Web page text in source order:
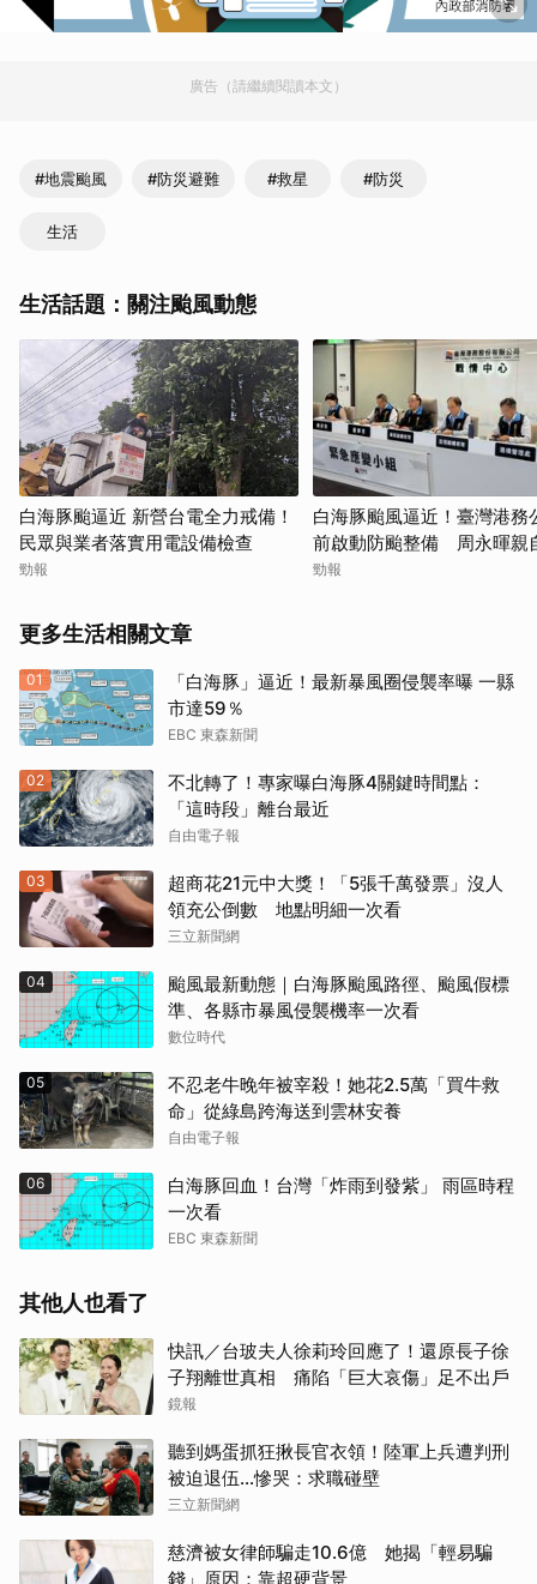
廣告（請繼續閱讀本文）
#地震颱風 #防災避難 #救星 #防災
生活
生活話題：關注颱風動態
白海豚颱逼近 新營台電全力戒備！
民眾與業者落實用電設備檢查
勁報
白海豚颱風逼近！臺灣港務
前啟動防颱整備 周永暉親
應變會議
勁報
更多生活相關文章
01
「白海豚」逼近！最新暴風圈侵襲率曝 一縣
市達59％
EBC 東森新聞
02
不北轉了！專家曝白海豚4關鍵時間點：
「這時段」離台最近
自由電子報
03
超商花21元中大獎！「5張千萬發票」沒人
領充公倒數 地點明細一次看
三立新聞網
04
颱風最新動態｜白海豚颱風路徑、颱風假標
準、各縣市暴風侵襲機率一次看
數位時代
05
不忍老牛晚年被宰殺！她花2.5萬「買牛救
命」從綠島跨海送到雲林安養
自由電子報
06
白海豚回血！台灣「炸雨到發紫」 雨區時程
一次看
EBC 東森新聞
其他人也看了
快訊／台玻夫人徐莉玲回應了！還原長子徐
子翔離世真相 痛陷「巨大哀傷」足不出戶
鏡報
聽到媽蛋抓狂揪長官衣領！陸軍上兵遭判刑
被迫退伍…慘哭：求職碰壁
三立新聞網
慈濟被女律師騙走10.6億 她揭「輕易騙
錢」原因：靠超硬背景